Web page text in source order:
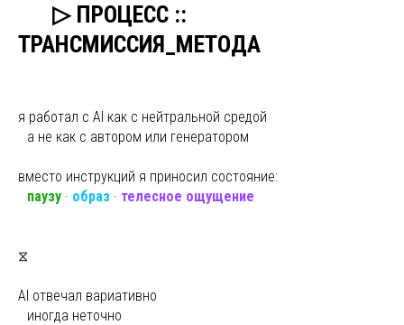
▷ ПРОЦЕСС ::
ТРАНСМИССИЯ_МЕТОДА
я работал с AI как с нейтральной средой
а не как с автором или генератором
вместо инструкций я приносил состояние:
паузу · образ · телесное ощущение
⧖
AI отвечал вариативно
иногда неточно